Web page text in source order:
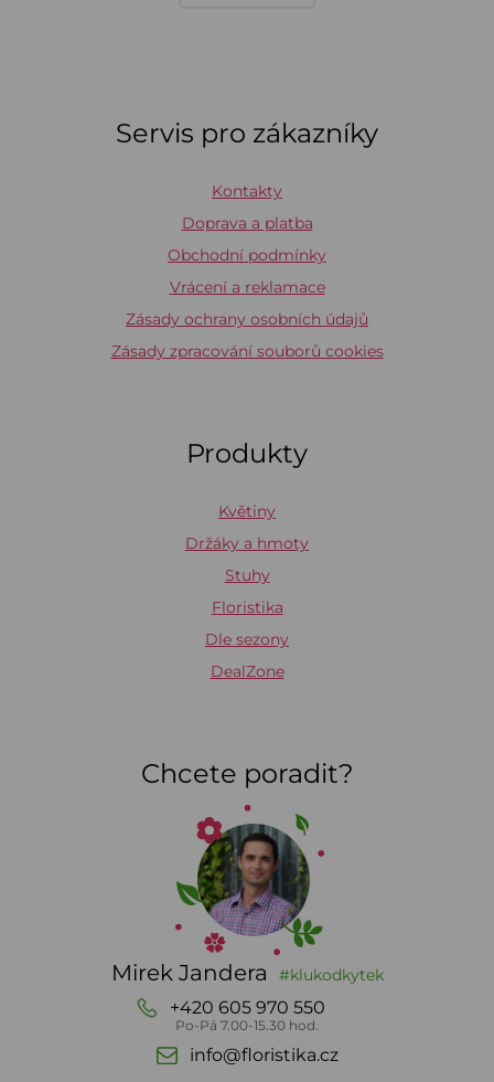
Servis pro zákazníky
Kontakty
Doprava a platba
Obchodní podmínky
Vrácení a reklamace
Zásady ochrany osobních údajů
Zásady zpracování souborů cookies
Produkty
Květiny
Držáky a hmoty
Stuhy
Floristika
Dle sezony
DealZone
Chcete poradit?
Mirek Jandera #klukodkytek
+420 605 970 550
Po-Pá 7.00-15.30 hod.
info@floristika.cz